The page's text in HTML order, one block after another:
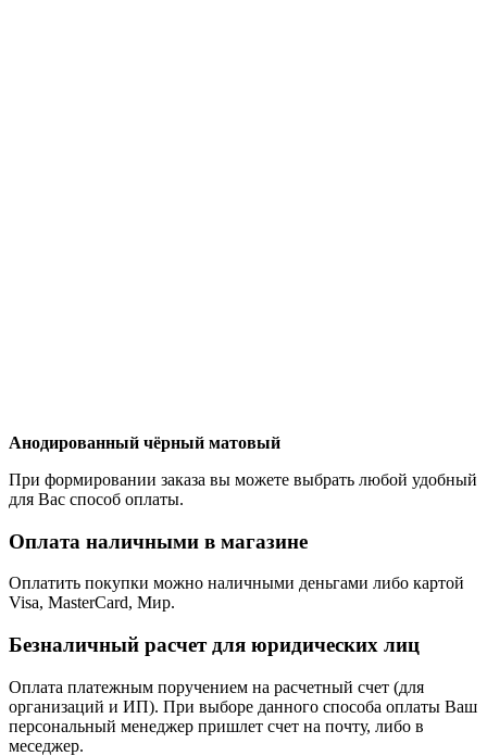
Анодированный чёрный матовый
При формировании заказа вы можете выбрать любой удобный
для Вас способ оплаты.
Оплата наличными в магазине
Оплатить покупки можно наличными деньгами либо картой
Visa, MasterCard, Мир.
Безналичный расчет для юридических лиц
Оплата платежным поручением на расчетный счет (для
организаций и ИП). При выборе данного способа оплаты Ваш
персональный менеджер пришлет счет на почту, либо в
меседжер.